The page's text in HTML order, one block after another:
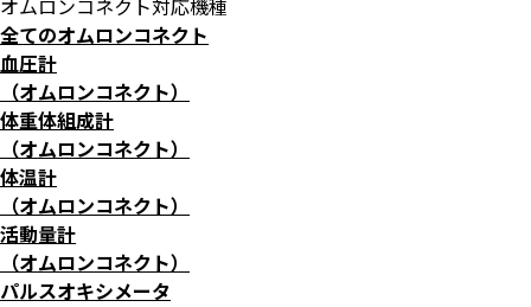
オムロンコネクト対応機種
全てのオムロンコネクト
血圧計
（オムロンコネクト）
体重体組成計
（オムロンコネクト）
体温計
（オムロンコネクト）
活動量計
（オムロンコネクト）
パルスオキシメータ